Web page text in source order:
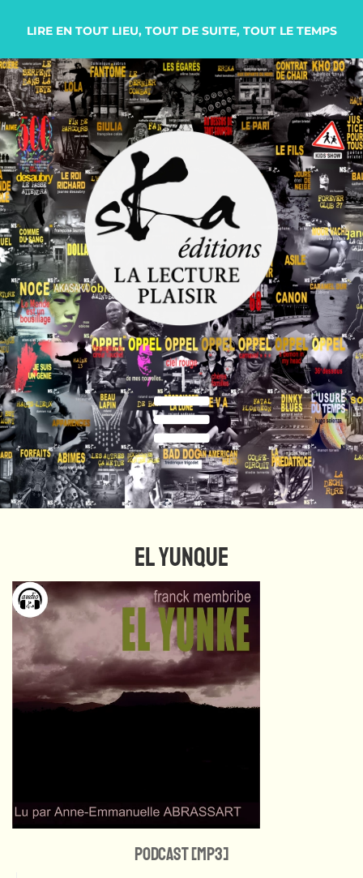
LIRE EN TOUT LIEU, TOUT DE SUITE, TOUT LE TEMPS
EL YUNQUE
Podcast [MP3]